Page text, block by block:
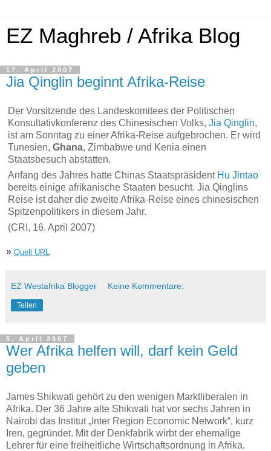
EZ Maghreb / Afrika Blog
17. April 2007
Jia Qinglin beginnt Afrika-Reise
Der Vorsitzende des Landeskomitees der Politischen
Konsultativkonferenz des Chinesischen Volks, Jia Qinglin,
ist am Sonntag zu einer Afrika-Reise aufgebrochen. Er wird
Tunesien, Ghana, Zimbabwe und Kenia einen
Staatsbesuch abstatten.
Anfang des Jahres hatte Chinas Staatspräsident Hu Jintao
bereits einige afrikanische Staaten besucht. Jia Qinglins
Reise ist daher die zweite Afrika-Reise eines chinesischen
Spitzenpolitikers in diesem Jahr.
(CRI, 16. April 2007)
» Quell URL
EZ Westafrika Blogger Keine Kommentare:
Teilen
5. April 2007
Wer Afrika helfen will, darf kein Geld
geben
James Shikwati gehört zu den wenigen Marktliberalen in
Afrika. Der 36 Jahre alte Shikwati hat vor sechs Jahren in
Nairobi das Institut „Inter Region Economic Network“, kurz
Iren, gegründet. Mit der Denkfabrik wirbt der ehemalige
Lehrer für eine freiheitliche Wirtschaftsordnung in Afrika.